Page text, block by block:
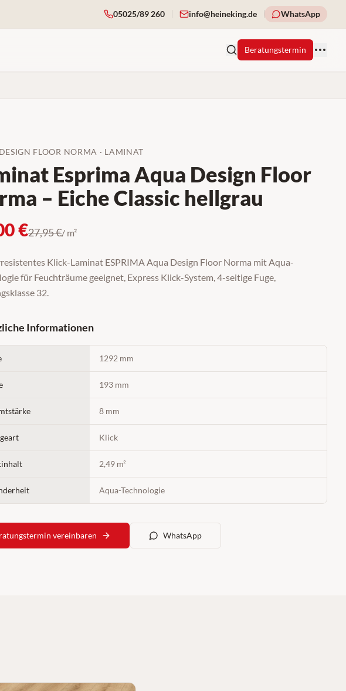
05025/89 260 info@heineking.de WhatsApp
Beratungstermin
FLOOR NORMA · LAMINAT
Esprima Aqua Design Floor
– Eiche Classic hellgrau
€27,95€/ m²
Klick-Laminat ESPRIMA Aqua Design Floor Norma mit Aqua-
für Feuchträume geeignet, Express Klick-System, 4-seitige Fuge,
32.
Informationen
1292 mm
193 mm
8 mm
Klick
2,49 m²
Aqua-Technologie
vereinbaren WhatsApp